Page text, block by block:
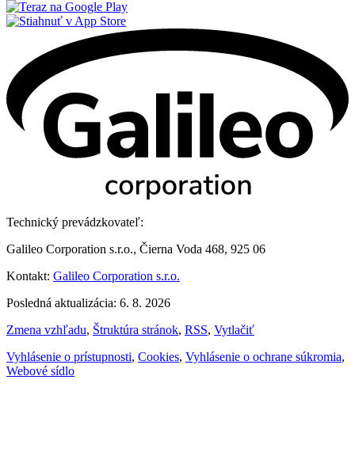
Technický prevádzkovateľ:
Galileo Corporation s.r.o., Čierna Voda 468, 925 06
Kontakt: Galileo Corporation s.r.o.
Posledná aktualizácia: 6. 8. 2026
Zmena vzhľadu, Štruktúra stránok, RSS, Vytlačiť
Vyhlásenie o prístupnosti, Cookies, Vyhlásenie o ochrane súkromia,
Webové sídlo